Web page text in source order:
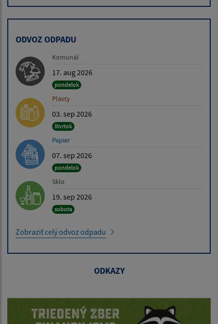
ODVOZ ODPADU
Komunál
17. aug 2026
pondelok
Plasty
03. sep 2026
štvrtok
Papier
07. sep 2026
pondelok
Sklo
19. sep 2026
sobota
Zobraziť celý odvoz odpadu
ODKAZY